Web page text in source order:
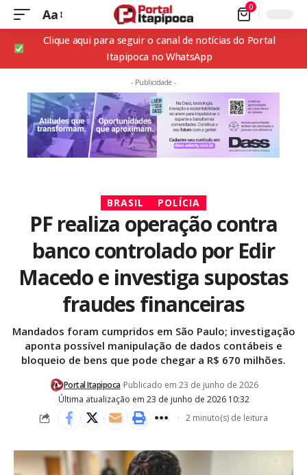
Aa 0
Clique aqui para seguir o canal de notícias do Portal
Itapipoca no WhatsApp
- Publicidade -
BRASIL POLÍCIA
PF realiza operação contra
banco controlado por Edir
Macedo e investiga supostas
fraudes financeiras
Mandados foram cumpridos em São Paulo; investigação
aponta possível manipulação de dados contábeis e
bloqueio de bens que pode chegar a R$ 670 milhões.
Última atualização em 23 de junho de 2026 10:32
Portal Itapipoca Publicado em 23 de junho de 2026
2 minuto(s) de leitura